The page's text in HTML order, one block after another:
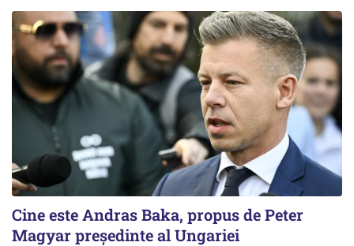
Cine este Andras Baka, propus de Peter
Magyar președinte al Ungariei